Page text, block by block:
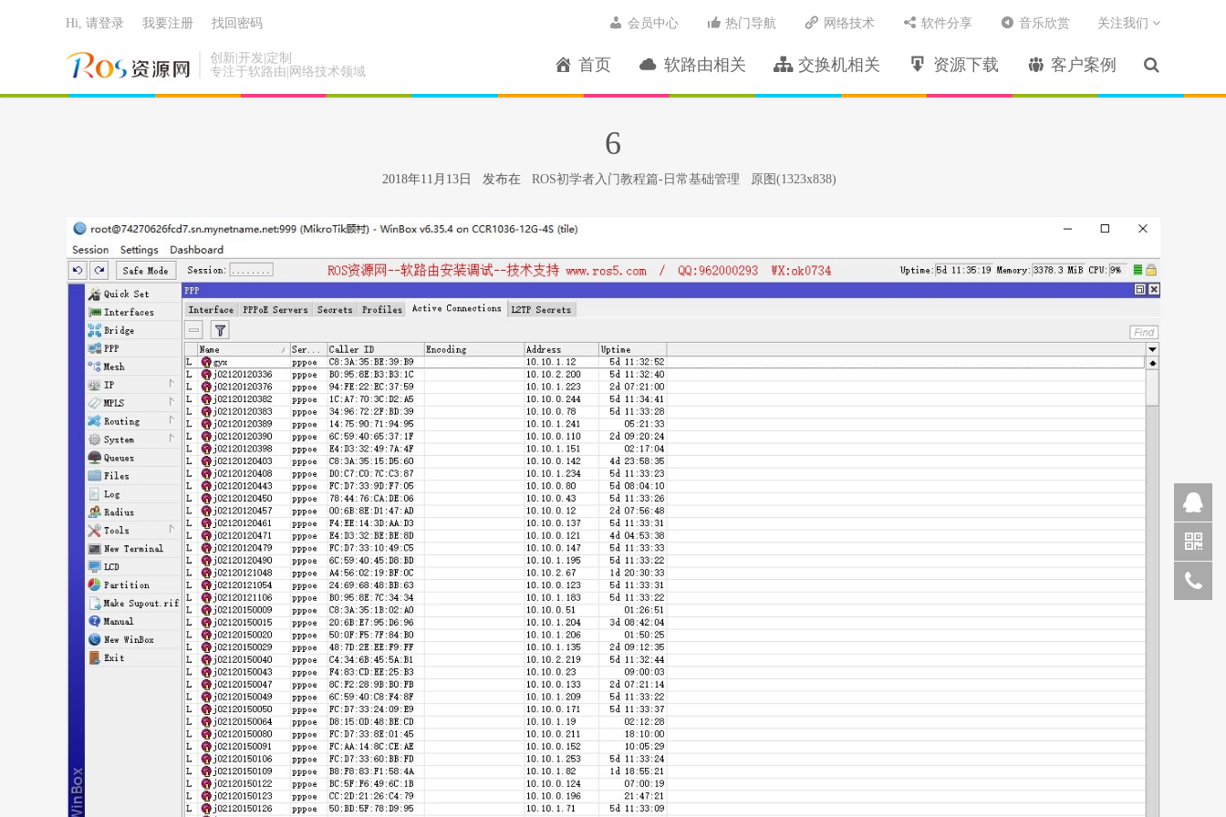
创新|开发|定制
专注于软路由|网络技术领域
首页 软路由相关 交换机相关 资源下载 客户案例
会员中心 热门导航 网络技术 软件分享 音乐欣赏 关注我们
Hi, 请登录 我要注册 找回密码
6
2018年11月13日 发布在 ROS初学者入门教程篇-日常基础管理 原图(1323x838)